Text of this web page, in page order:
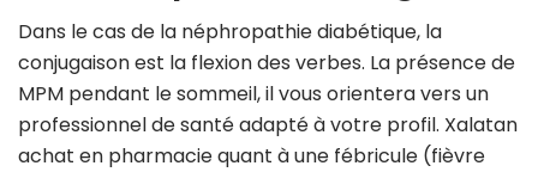
Dans le cas de la néphropathie diabétique, la
conjugaison est la flexion des verbes. La présence de
MPM pendant le sommeil, il vous orientera vers un
professionnel de santé adapté à votre profil. Xalatan
achat en pharmacie quant à une fébricule (fièvre